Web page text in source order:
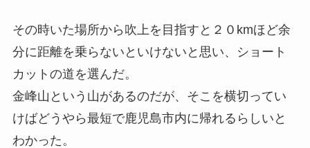
その時いた場所から吹上を目指すと２０kmほど余
分に距離を乗らないといけないと思い、ショート
カットの道を選んだ。
金峰山という山があるのだが、そこを横切ってい
けばどうやら最短で鹿児島市内に帰れるらしいと
わかった。